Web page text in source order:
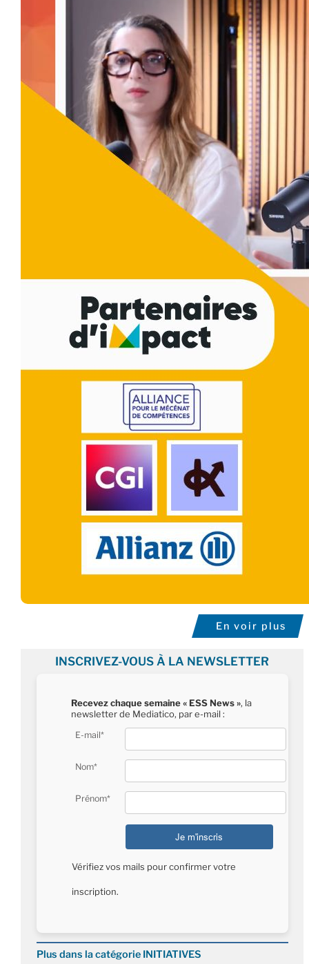
En voir plus
INSCRIVEZ-VOUS À LA NEWSLETTER
Recevez chaque semaine « ESS News », la
newsletter de Mediatico, par e-mail :
E-mail*
Nom*
Prénom*
Vérifiez vos mails pour confirmer votre
inscription.
Plus dans la catégorie INITIATIVES